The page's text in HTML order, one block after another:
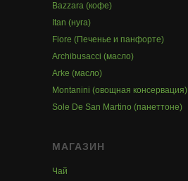
Bazzara (кофе)
Itan (нуга)
Fiore (Печенье и панфорте)
Archibusacci (масло)
Arke (масло)
Montanini (овощная консервация)
Sole De San Martino (панеттоне)
МАГАЗИН
Чай